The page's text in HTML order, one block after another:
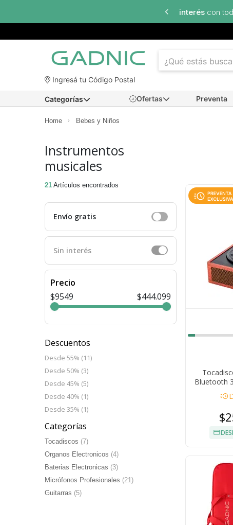
Ingresá tu Código Postal
Ofertas Preventa
Categorías
Home Bebes y Niños
Instrumentos
musicales
21 Artículos encontrados
Envío gratis
Sin interés
Precio
$9549
$444.099
Descuentos
Desde 55% (11)
Desde 50% (3)
Desde 45% (5)
Desde 40% (1)
Desde 35% (1)
Categorías
Tocadiscos (7)
Organos Electronicos (4)
Baterias Electronicas (3)
Micrófonos Profesionales (21)
Guitarras (5)
Bluetooth
Integrados
acute